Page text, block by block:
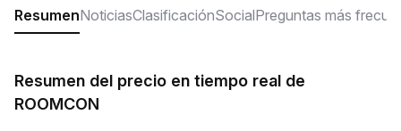
ResumenNoticiasClasificaciónSocialPreguntas más
Resumen del precio en tiempo real de
ROOMCON